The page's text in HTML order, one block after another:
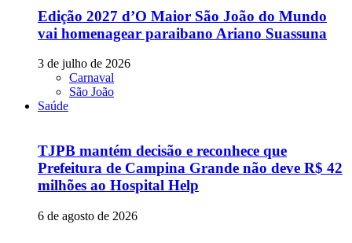
Edição 2027 d’O Maior São João do Mundo
vai homenagear paraibano Ariano Suassuna
3 de julho de 2026
Carnaval
São João
Saúde
TJPB mantém decisão e reconhece que
Prefeitura de Campina Grande não deve R$ 42
milhões ao Hospital Help
6 de agosto de 2026